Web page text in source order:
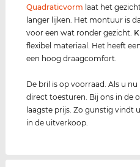
Quadraticvorm laat het
langer lijken. Het montuur is
voor een wat ronder gezicht.
flexibel materiaal. Het heeft
een hoog draagcomfort.
De bril is op voorraad. Als u
direct toesturen. Bij ons in de
laagste prijs. Zo gunstig vindt
in de uitverkoop.